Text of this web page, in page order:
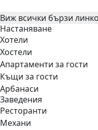
Виж всички бързи
Настаняване
Хотели
Хостели
Апартаменти за гости
Къщи за гости
Арбанаси
Заведения
Ресторанти
Механи